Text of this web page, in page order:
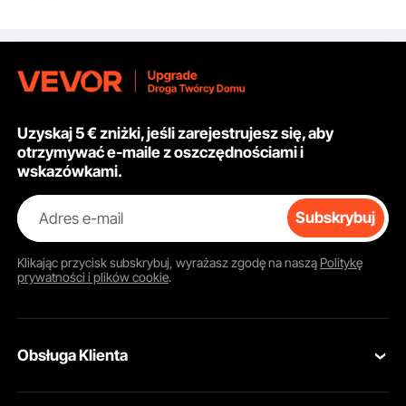
podzespołów pojazdu i
napraw
Uzyskaj 5 € zniżki, jeśli zarejestrujesz się, aby
otrzymywać e-maile z oszczędnościami i
wskazówkami.
Adres e-mail Subskrybuj
Klikając przycisksubskrybuj, wyrażasz zgodę na naszą Politykę
prywatności i plików cookie.
Obsługa Klienta